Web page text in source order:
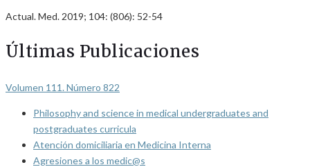
Actual. Med. 2019; 104: (806): 52-54
Últimas Publicaciones
Volumen 111. Número 822
Philosophy and science in medical undergraduates and
postgraduates curricula
Atención domiciliaria en Medicina Interna
Agresiones a los medic@s